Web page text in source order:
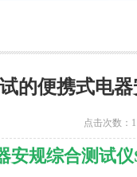
的便携式电
点击次数：
安规综合测试仪